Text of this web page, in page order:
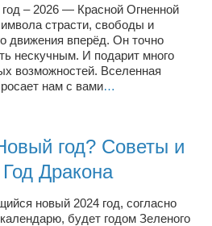
– 2026 — Красной Огненной
страсти, свободы и
движения вперёд. Он точно
нескучным. И подарит много
возможностей. Вселенная
нам с вами…
год? Советы и
Дракона
новый 2024 год, согласно
будет годом Зеленого